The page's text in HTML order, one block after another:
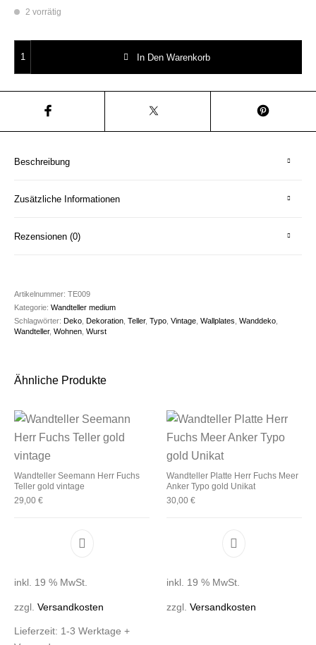
2 vorrätig
In Den Warenkorb
Beschreibung
Zusätzliche Informationen
Rezensionen (0)
Artikelnummer:TE009
Kategorie:Wandteller medium
Schlagwörter: Deko Dekoration ,Teller,Typo ,Vintage ,Wallplates ,Wanddeko
Wandteller,Wohnen ,Wurst
Ähnliche Produkte
Wandteller Seemann Herr Fuchs
Teller gold vintage
29,00€
inkl. 19 % MwSt.
zzgl.Versandkosten
Lieferzeit: 1-3 Werktage +
Wandteller Platte Herr Fuchs Meer
Anker Typo gold Unikat
30,00 €
inkl. 19 % MwSt.
zzgl. Versandkosten